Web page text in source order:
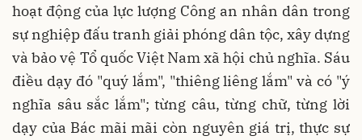
hoạt động của lực lượng Công an nhân dân trong
sự nghiệp đấu tranh giải phóng dân tộc, xây dựng
và bảo vệ Tổ quốc Việt Nam xã hội chủ nghĩa. Sáu
điều dạy đó "quý lắm", "thiêng liêng lắm" và có "ý
nghĩa sâu sắc lắm"; từng câu, từng chữ, từng lời
dạy của Bác mãi mãi còn nguyên giá trị, thực sự